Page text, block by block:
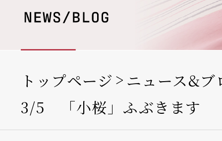
トップページ
ニュース&ブ
3/5 「小桜」ふぶきます